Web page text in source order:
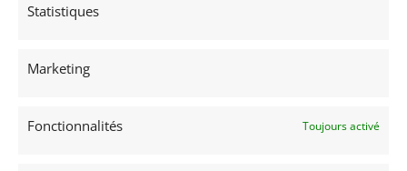
Statistiques
Marketing
Fonctionnalités Toujours activé
• 950 kgs
• Two Tillet racing seats and safety harnass